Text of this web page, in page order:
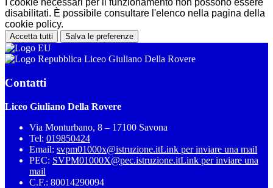
I cookie necessari per il funzionamento non possono essere
disabilitati. È possibile consultare l'elenco nella pagina della
cookie policy.
Accetta tutti Salva le preferenze
Liceo Giuliano Della Rovere
Contatti
Liceo Giuliano Della Rovere
Via Monturbano, 8 – 17100 Savona
Tel: 019850424
Email: svpm01000x@istruzione.itLink per inviare una mail
PEC: SVPM01000X@pec.istruzione.itLink per inviare una
mail
C.F.: 80014290094